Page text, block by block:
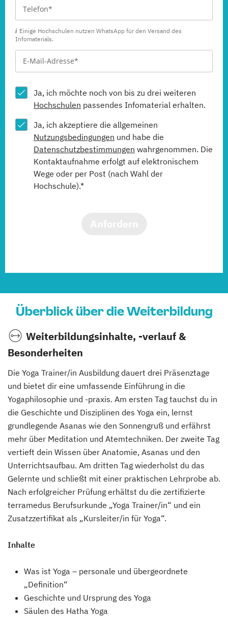
Einige Hochschulen nutzen WhatsApp für den Versand des
Infomaterials.
Ja, ich möchte noch von bis zu drei weiteren
Hochschulen passendes Infomaterial erhalten.
Ja, ich akzeptiere die allgemeinen
Nutzungsbedingungen und habe die
Datenschutzbestimmungen wahrgenommen. Die
Kontaktaufnahme erfolgt auf elektronischem
Wege oder per Post (nach Wahl der
Hochschule).*
Überblick über die Weiterbildung
Weiterbildungsinhalte, -verlauf &
Besonderheiten
Die Yoga Trainer/in Ausbildung dauert drei Präsenztage
und bietet dir eine umfassende Einführung in die
Yogaphilosophie und -praxis. Am ersten Tag tauchst du in
die Geschichte und Disziplinen des Yoga ein, lernst
grundlegende Asanas wie den Sonnengruß und erfährst
mehr über Meditation und Atemtechniken. Der zweite Tag
vertieft dein Wissen über Anatomie, Asanas und den
Unterrichtsaufbau. Am dritten Tag wiederholst du das
Gelernte und schließt mit einer praktischen Lehrprobe ab.
Nach erfolgreicher Prüfung erhältst du die zertifizierte
terramedus Berufsurkunde „Yoga Trainer/in“ und ein
Zusatzzertifikat als „Kursleiter/in für Yoga“.
Inhalte
Was ist Yoga – personale und übergeordnete
„Definition“
Geschichte und Ursprung des Yoga
Säulen des Hatha Yoga